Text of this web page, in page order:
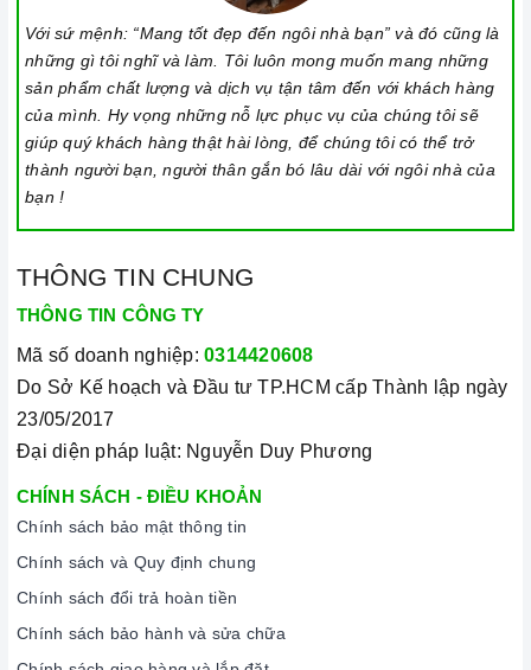
Với sứ mệnh: “Mang tốt đẹp đến ngôi nhà bạn” và đó cũng là
những gì tôi nghĩ và làm. Tôi luôn mong muốn mang những
sản phẩm chất lượng và dịch vụ tận tâm đến với khách hàng
của mình. Hy vọng những nỗ lực phục vụ của chúng tôi sẽ
giúp quý khách hàng thật hài lòng, để chúng tôi có thể trở
thành người bạn, người thân gắn bó lâu dài với ngôi nhà của
bạn !
THÔNG TIN CHUNG
THÔNG TIN CÔNG TY
Mã số doanh nghiệp: 0314420608
Do Sở Kế hoạch và Đầu tư TP.HCM cấp Thành lập ngày
23/05/2017
Đại diện pháp luật: Nguyễn Duy Phương
CHÍNH SÁCH - ĐIỀU KHOẢN
Chính sách bảo mật thông tin
Chính sách và Quy định chung
Chính sách đổi trả hoàn tiền
Chính sách bảo hành và sửa chữa